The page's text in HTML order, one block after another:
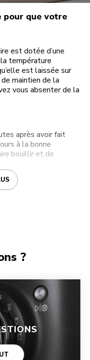
pour que votre
est dotée d’une
température
est laissée sur
maintien de la
vous absenter de la
après avoir fait
à la bonne
bouillir et de
?